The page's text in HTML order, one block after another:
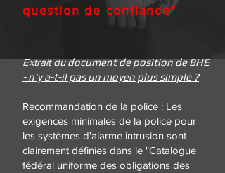
question de confiance"
Extrait dudocument de position de BHE
- n'y a-t-il pas un moyen plus simple ?
Recommandation de la police : Les
exigences minimales de la police pour
les systèmes d'alarme intrusion sont
clairement définies dans le "Catalogue
fédéral uniforme des obligations des